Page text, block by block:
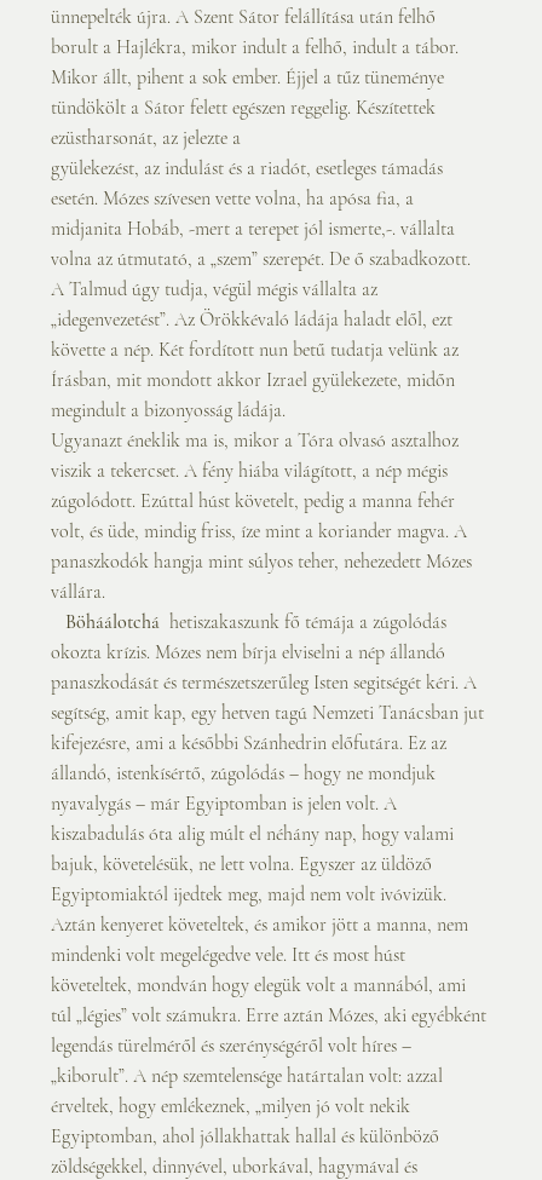
ünnepelték újra. A Szent Sátor felállítása után felhő
borult a Hajlékra, mikor indult a felhő, indult a tábor.
Mikor állt, pihent a sok ember. Éjjel a tűz tüneménye
tündökölt a Sátor felett egészen reggelig. Készítettek
ezüstharsonát, az jelezte a
gyülekezést, az indulást és a riadót, esetleges támadás
esetén. Mózes szívesen vette volna, ha apósa fia, a
midjanita Hobáb, -mert a terepet jól ismerte,-. vállalta
volna az útmutató, a „szem” szerepét. De ő szabadkozott.
A Talmud úgy tudja, végül mégis vállalta az
„idegenvezetést”. Az Örökkévaló ládája haladt elől, ezt
követte a nép. Két fordított nun betű tudatja velünk az
Írásban, mit mondott akkor Izrael gyülekezete, midőn
megindult a bizonyosság ládája.
Ugyanazt éneklik ma is, mikor a Tóra olvasó asztalhoz
viszik a tekercset. A fény hiába világított, a nép mégis
zúgolódott. Ezúttal húst követelt, pedig a manna fehér
volt, és üde, mindig friss, íze mint a koriander magva. A
panaszkodók hangja mint súlyos teher, nehezedett Mózes
vállára.
   Böháálotchá
hetiszakaszunk fő témája a zúgolódás
okozta krízis. Mózes nem bírja elviselni a nép állandó
panaszkodását és természetszerűleg Isten segitségét kéri. A
segítség, amit kap, egy hetven tagú Nemzeti Tanácsban jut
kifejezésre, ami a későbbi Szánhedrin előfutára. Ez az
állandó, istenkísértő, zúgolódás – hogy ne mondjuk
nyavalygás – már Egyiptomban is jelen volt. A
kiszabadulás óta alig múlt el néhány nap, hogy valami
bajuk, követelésük, ne lett volna. Egyszer az üldöző
Egyiptomiaktól ijedtek meg, majd nem volt ivóvizük.
Aztán kenyeret követeltek, és amikor jött a manna, nem
mindenki volt megelégedve vele. Itt és most húst
követeltek, mondván hogy elegük volt a mannából, ami
túl „légies” volt számukra. Erre aztán Mózes, aki egyébként
legendás türelméről és szerénységéről volt híres –
„kiborult”. A nép szemtelensége határtalan volt: azzal
érveltek, hogy emlékeznek, „milyen jó volt nekik
Egyiptomban, ahol jóllakhattak hallal és különböző
zöldségekkel, dinnyével, uborkával, hagymával és